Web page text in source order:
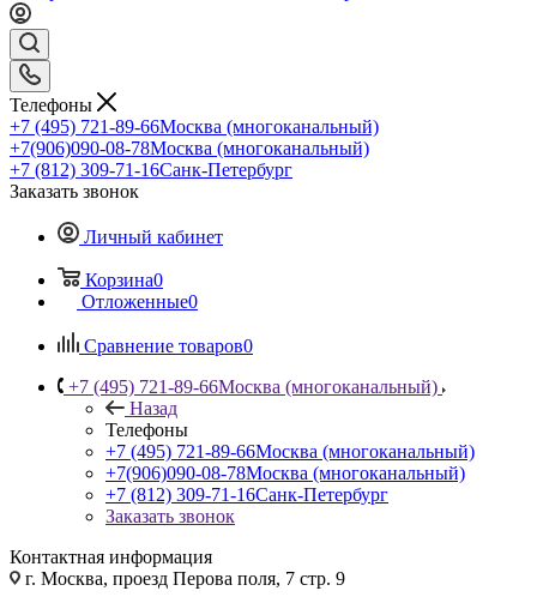
Телефоны
+7 (495) 721-89-66Москва (многоканальный)
+7(906)090-08-78Москва (многоканальный)
+7 (812) 309-71-16Санк-Петербург
Заказать звонок
Личный кабинет
Корзина0
Отложенные0
Сравнение товаров0
+7 (495) 721-89-66Москва (многоканальный)
Назад
Телефоны
+7 (495) 721-89-66Москва (многоканальный)
+7(906)090-08-78Москва (многоканальный)
+7 (812) 309-71-16Санк-Петербург
Заказать звонок
Контактная информация
г. Москва, проезд Перова поля, 7 стр. 9